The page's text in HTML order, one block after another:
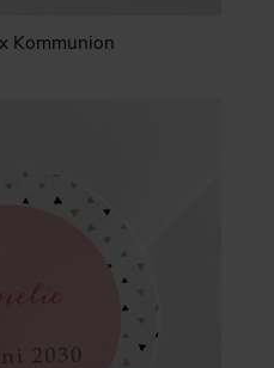
Kommunion